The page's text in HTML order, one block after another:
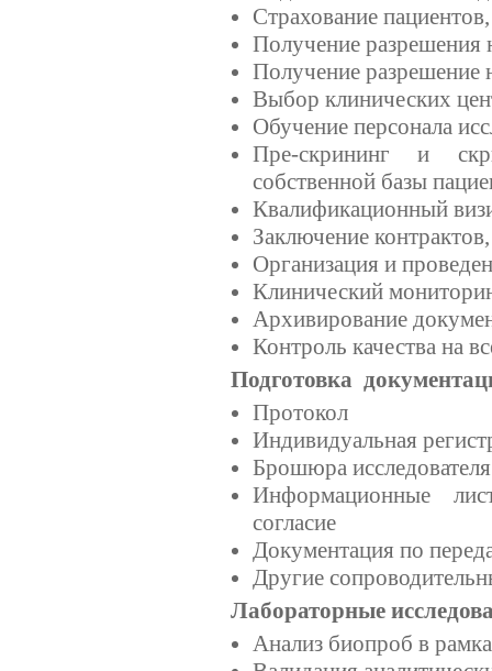
Страхование
Получение разрешения
Получение разрешение
Выбор клинических
Обучение персонала
Пре-скрининг и
собственной базы
Квалификационный
Заключение
Организация и
Клинический
Архивирование
Контроль качества на
Подготовка
Протокол
Индивидуальная
Брошюра исследователя
Информационные
согласие
Документация по
Другие
Лабораторные
Анализ биопроб в